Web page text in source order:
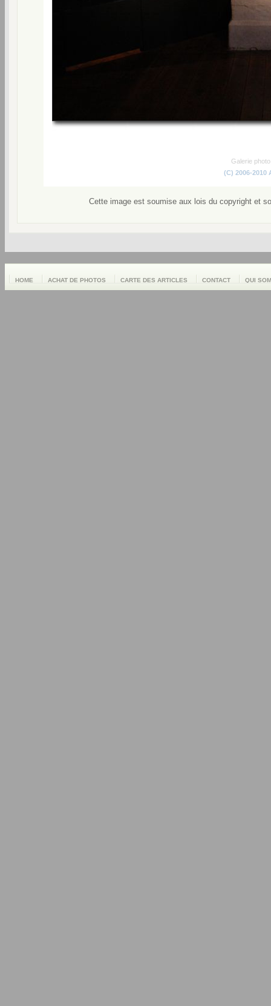
Galerie
(C) 2006-2010
Cette image est soumise aux lois du copyright et
HOME ACHAT DE PHOTOS CARTE DES ARTICLES CONTACT QUI